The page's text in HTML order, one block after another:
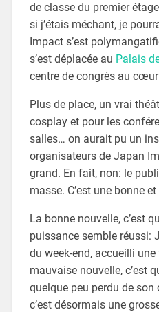
de classe du premier
si j’étais méchant, je
Impact s’est
s’est déplacée au Palais
centre de congrès au
Plus de place, un vrai
cosplay et pour les
salles… on aurait pu un
organisateurs de Japan
grand. En fait, non: le
masse. C’est une bonne
La bonne nouvelle, c’est
puissance semble réussi:
du week-end, accueilli
mauvaise nouvelle, c’est
quelque peu perdu de
c’est désormais une